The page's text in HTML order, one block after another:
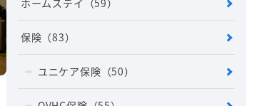
ホームステイ （59）
保険 （83）
ユニケア保険 （50）